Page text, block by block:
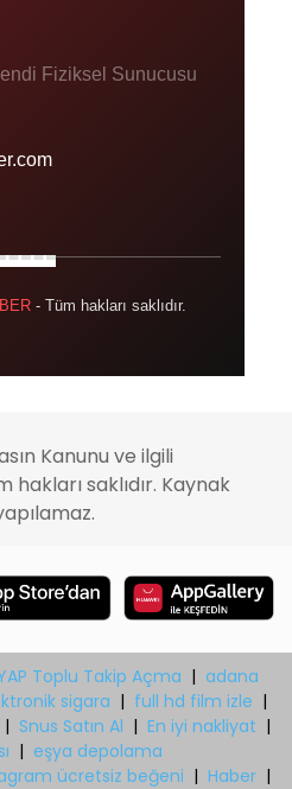
Fiziksel Sunucusu
- Tüm hakları saklıdır.
Kanunu ve ilgili
saklıdır. Kaynak
Toplu Takip Açma | adana
sigara | full hd film izle |
| Snus Satın Al | En iyi nakliyat |
| eşya depolama
ücretsiz beğeni | Haber |